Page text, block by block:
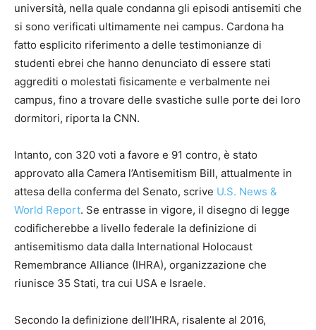
università, nella quale condanna gli episodi antisemiti che
si sono verificati ultimamente nei campus. Cardona ha
fatto esplicito riferimento a delle testimonianze di
studenti ebrei che hanno denunciato di essere stati
aggrediti o molestati fisicamente e verbalmente nei
campus, fino a trovare delle svastiche sulle porte dei loro
dormitori, riporta la CNN.
Intanto, con 320 voti a favore e 91 contro, è stato
approvato alla Camera l’Antisemitism Bill, attualmente in
attesa della conferma del Senato, scrive U.S. News &
World Report. Se entrasse in vigore, il disegno di legge
codificherebbe a livello federale la definizione di
antisemitismo data dalla International Holocaust
Remembrance Alliance (IHRA), organizzazione che
riunisce 35 Stati, tra cui USA e Israele.
Secondo la definizione dell’IHRA, risalente al 2016,